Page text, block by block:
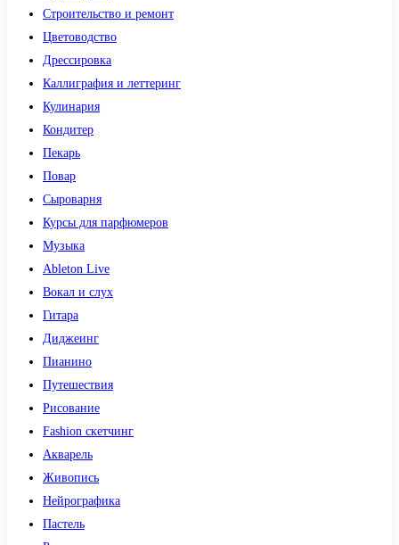
Строительство и ремонт
Цветоводство
Дрессировка
Каллиграфия и леттеринг
Кулинария
Кондитер
Пекарь
Повар
Сыроварня
Курсы для парфюмеров
Музыка
Ableton Live
Вокал и слух
Гитара
Диджеинг
Пианино
Путешествия
Рисование
Fashion скетчинг
Акварель
Живопись
Нейрографика
Пастель